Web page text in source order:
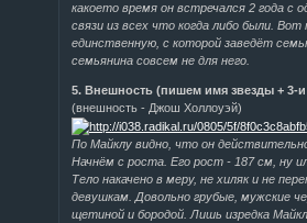
какоето время он встречался 2 года с
связи из всех что когда либо были.
единственную, с которой заведёт
семьянина совсем не для него.
5. Внешность (пишем имя звезды + 3-
(внешность - Джош Холлоуэй)
По Майклу видно, что он
Начнём с роста. Его рост - 187 см, ну
Тело накачено в меру, не хиляк и не
девушкам. Довольно грубые, мужские
щетиной и бородой. Лишь изредка